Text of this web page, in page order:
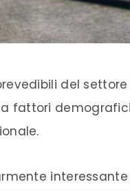
del settore
fattori